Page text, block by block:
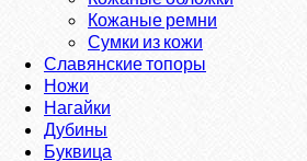
Кожаные ремни
Сумки из кожи
Славянские топоры
Ножи
Нагайки
Дубины
Буквица